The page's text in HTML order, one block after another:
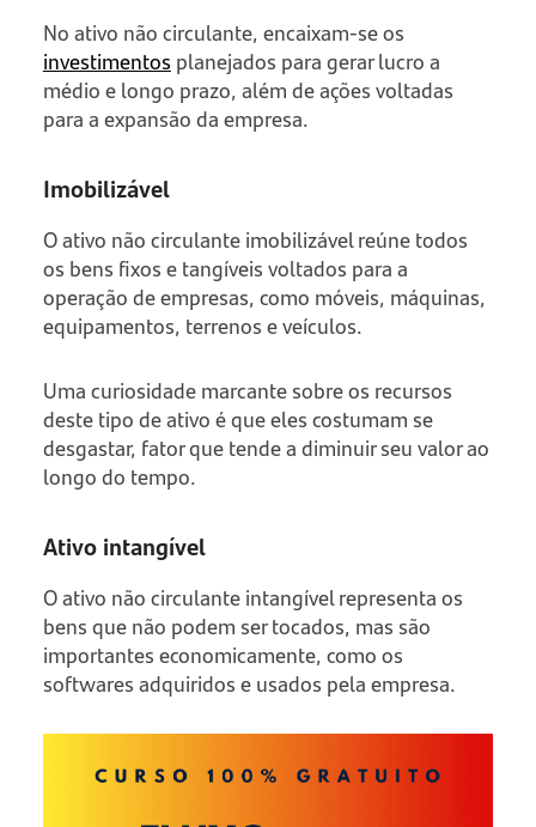
No ativo não circulante, encaixam-se os
investimentos planejados para gerar lucro a
médio e longo prazo, além de ações voltadas
para a expansão da empresa.
Imobilizável
O ativo não circulante imobilizável reúne todos
os bens fixos e tangíveis voltados para a
operação de empresas, como móveis, máquinas,
equipamentos, terrenos e veículos.
Uma curiosidade marcante sobre os recursos
deste tipo de ativo é que eles costumam se
desgastar, fator que tende a diminuir seu valor ao
longo do tempo.
Ativo intangível
O ativo não circulante intangível representa os
bens que não podem ser tocados, mas são
importantes economicamente, como os
softwares adquiridos e usados pela empresa.